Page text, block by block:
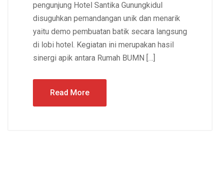
pengunjung Hotel Santika Gunungkidul
disuguhkan pemandangan unik dan menarik
yaitu demo pembuatan batik secara langsung
di lobi hotel. Kegiatan ini merupakan hasil
sinergi apik antara Rumah BUMN […]
Read More